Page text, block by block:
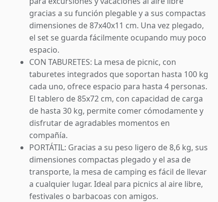
gracias a su función plegable y a sus compactas
dimensiones de 87x40x11 cm. Una vez plegado,
el set se guarda fácilmente ocupando muy poco
espacio.
CON TABURETES: La mesa de picnic, con
taburetes integrados que soportan hasta 100 kg
cada uno, ofrece espacio para hasta 4 personas.
El tablero de 85x72 cm, con capacidad de carga
de hasta 30 kg, permite comer cómodamente y
disfrutar de agradables momentos en
compañía.
PORTÁTIL: Gracias a su peso ligero de 8,6 kg, sus
dimensiones compactas plegado y el asa de
transporte, la mesa de camping es fácil de llevar
a cualquier lugar. Ideal para picnics al aire libre,
festivales o barbacoas con amigos.